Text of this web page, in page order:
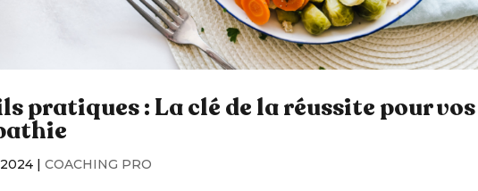
pratiques : La clé de la réussite pour vos
|COACHING PRO